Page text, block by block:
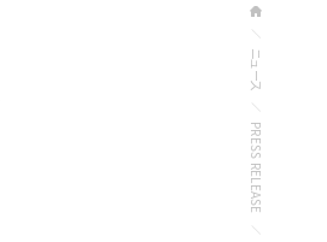
ニュース
PRESS RELEASE